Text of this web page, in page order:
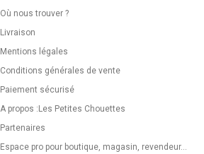
Où nous trouver ?
Livraison
Mentions légales
Conditions générales de vente
Paiement sécurisé
A propos :Les Petites Chouettes
Partenaires
Espace pro pour boutique, magasin, revendeur...